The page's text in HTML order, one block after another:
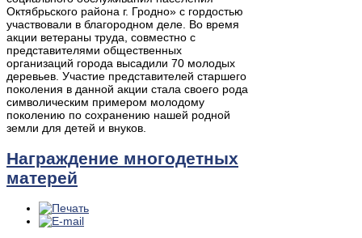
Октябрьского района г. Гродно» с гордостью
участвовали в благородном деле. Во время
акции ветераны труда, совместно с
представителями общественных
организаций города высадили 70 молодых
деревьев. Участие представителей старшего
поколения в данной акции стала своего рода
символическим примером молодому
поколению по сохранению нашей родной
земли для детей и внуков.
Награждение многодетных
матерей